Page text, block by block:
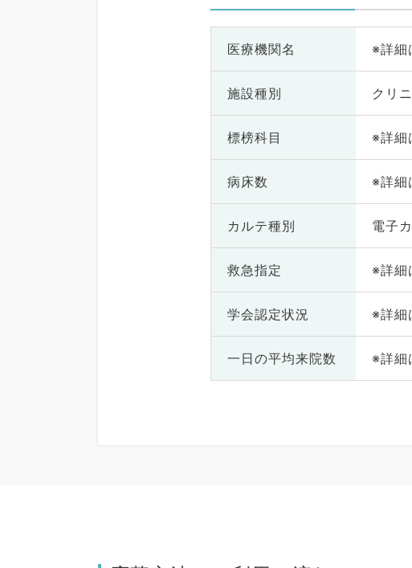
医療機関名 ※詳細
施設種別 クリ
標榜科目 ※詳細
病床数 ※詳細
カルテ種別 電子
救急指定 ※詳細
学会認定状況 ※詳細
一日の平均来院数 ※詳細